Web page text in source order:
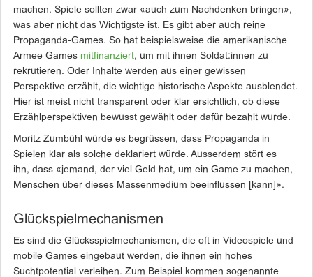
machen. Spiele sollten zwar «auch zum Nachdenken bringen»,
was aber nicht das Wichtigste ist. Es gibt aber auch reine
Propaganda-Games. So hat beispielsweise die amerikanische
Armee Games mitfinanziert, um mit ihnen Soldat:innen zu
rekrutieren. Oder Inhalte werden aus einer gewissen
Perspektive erzählt, die wichtige historische Aspekte ausblendet.
Hier ist meist nicht transparent oder klar ersichtlich, ob diese
Erzählperspektiven bewusst gewählt oder dafür bezahlt wurde.
Moritz Zumbühl würde es begrüssen, dass Propaganda in
Spielen klar als solche deklariert würde. Ausserdem stört es
ihn, dass «jemand, der viel Geld hat, um ein Game zu machen,
Menschen über dieses Massenmedium beeinflussen [kann]».
Glückspielmechanismen
Es sind die Glücksspielmechanismen, die oft in Videospiele und
mobile Games eingebaut werden, die ihnen ein hohes
Suchtpotential verleihen. Zum Beispiel kommen sogenannte